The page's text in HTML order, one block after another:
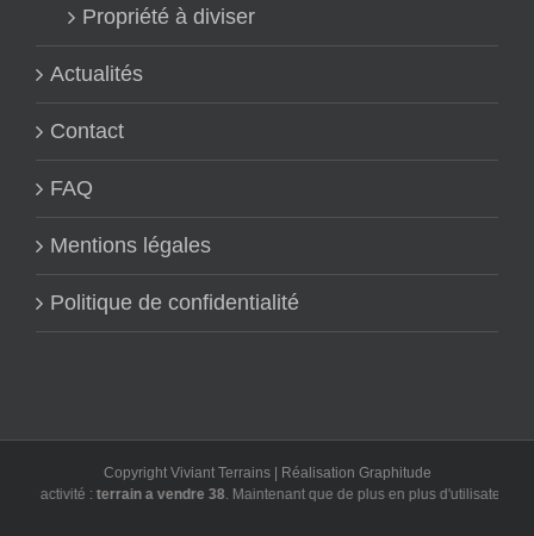
Propriété à diviser
Actualités
Contact
FAQ
Mentions légales
Politique de confidentialité
Copyright Viviant Terrains | Réalisation Graphitude
a vendre 38. Maintenant que de plus en plus d'utilisateurs font leurs